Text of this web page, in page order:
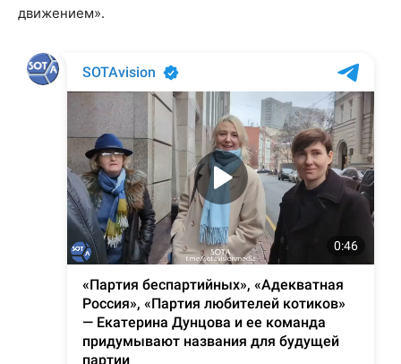
движением».